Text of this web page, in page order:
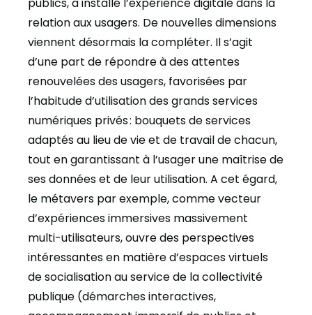
relation aux usagers. De nouvelles dimensions
viennent désormais la compléter. Il s’agit
d’une part de répondre à des attentes
renouvelées des usagers, favorisées par
l’habitude d’utilisation des grands services
numériques privés : bouquets de services
adaptés au lieu de vie et de travail de chacun,
tout en garantissant à l’usager une maîtrise de
ses données et de leur utilisation. A cet égard,
le métavers par exemple, comme vecteur
d’expériences immersives massivement
multi-utilisateurs, ouvre des perspectives
intéressantes en matière d’espaces virtuels
de socialisation au service de la collectivité
publique (démarches interactives,